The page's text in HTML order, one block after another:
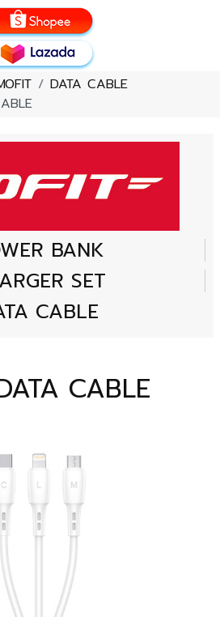
DATA CABLE
BANK
SET
CABLE
CABLE